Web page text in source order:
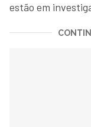
estão em